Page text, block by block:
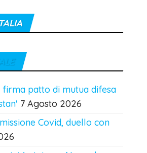
firma patto di mutua difesa
7 Agosto 2026
Covid, duello con